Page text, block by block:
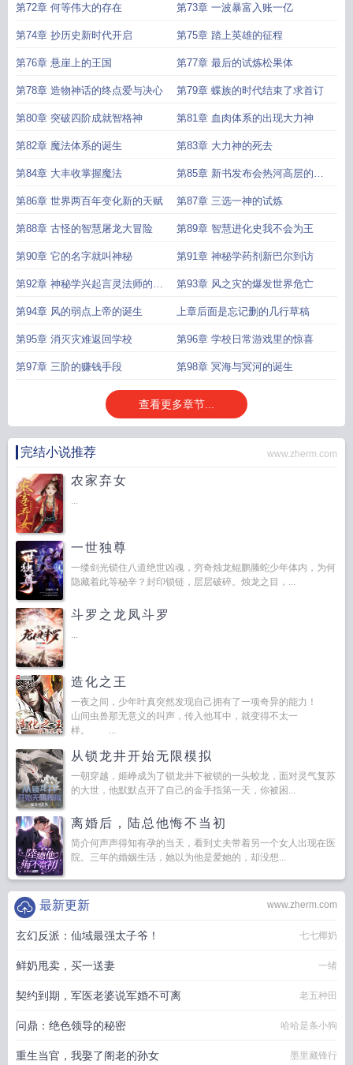
第72章 何等伟大的存在 第73章 一波暴富入账一亿
第74章 抄历史新时代开启 第75章 踏上英雄的征程
第76章 悬崖上的王国 第77章 最后的试炼松果体
第78章 造物神话的终点爱与决心 第79章 蝶族的时代结束了求首订
第80章 突破四阶成就智格神 第81章 血肉体系的出现大力神
第82章 魔法体系的诞生 第83章 大力神的死去
第84章 大丰收掌握魔法 第85章 新书发布会热河高层的恐
惧
第86章 世界两百年变化新的天赋 第87章 三选一神的试炼
第88章 古怪的智慧屠龙大冒险 第89章 智慧进化史我不会为王
第90章 它的名字就叫神秘 第91章 神秘学药剂新巴尔到访
第92章 神秘学兴起言灵法师的出
现
第93章 风之灾的爆发世界危亡
第94章 风的弱点上帝的诞生 上章后面是忘记删的几行草稿
第95章 消灭灾难返回学校 第96章 学校日常游戏里的惊喜
第97章 三阶的赚钱手段 第98章 冥海与冥河的诞生
查看更多章节...
完结小说推荐 www.zherm.com
农家弃女
...
一世独尊
一缕剑光锁住八道绝世凶魂，穷奇烛龙鲲鹏螣蛇少年体内，为何
隐藏着此等秘辛？封印锁链，层层破碎。烛龙之目，...
斗罗之龙凤斗罗
...
造化之王
一夜之间，少年叶真突然发现自己拥有了一项奇异的能力！
山间虫兽那无意义的叫声，传入他耳中，就变得不太一
样。 ...
从锁龙井开始无限模拟
一朝穿越，姬峥成为了锁龙井下被锁的一头蛟龙，面对灵气复苏
的大世，他默默点开了自己的金手指第一天，你被困...
离婚后，陆总他悔不当初
简介何声声得知有孕的当天，看到丈夫带着另一个女人出现在医
院。三年的婚姻生活，她以为他是爱她的，却没想...
www.zherm.com
最新更新
玄幻反派：仙域最强太子爷！ 七七椰奶
鲜奶甩卖，买一送妻 一绪
契约到期，军医老婆说军婚不可离 老五种田
问鼎：绝色领导的秘密 哈哈是条小狗
重生当官，我娶了阁老的孙女 墨里藏锋行